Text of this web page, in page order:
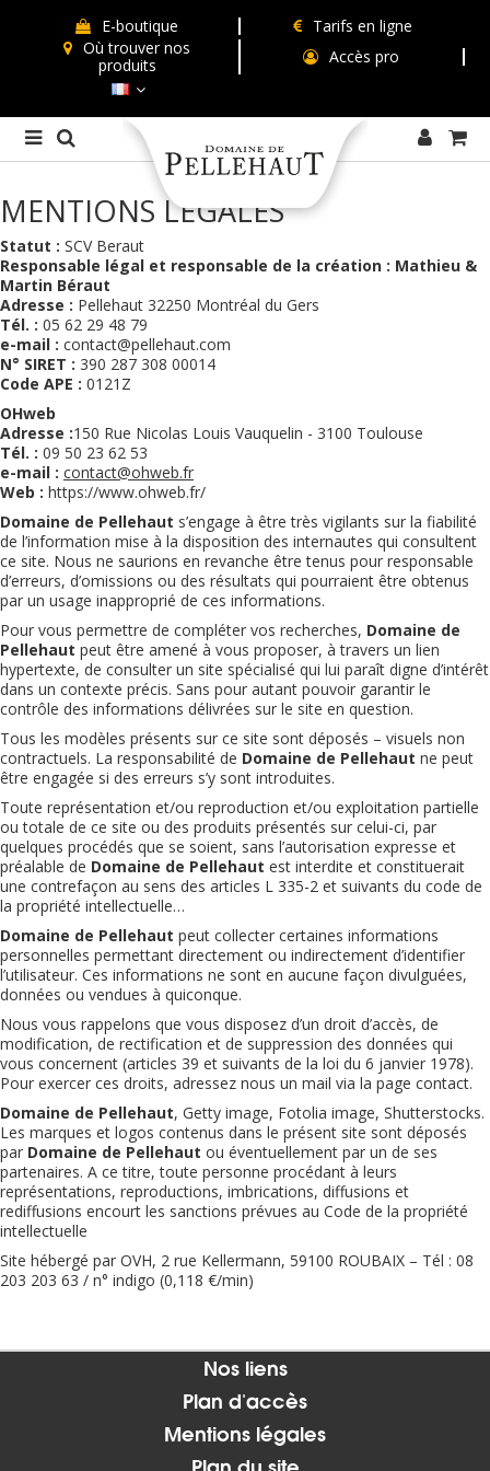
E-boutique
Tarifs en ligne
Où trouver nos
produits
Accès pro
MENTIONS LÉGALES
Statut : SCV Beraut
Responsable légal et responsable de la création : Mathieu &
Martin Béraut
Adresse : Pellehaut 32250 Montréal du Gers
Tél. : 05 62 29 48 79
e-mail : contact@pellehaut.com
N° SIRET : 390 287 308 00014
Code APE : 0121Z
OHweb
Adresse :150 Rue Nicolas Louis Vauquelin - 3100 Toulouse
Tél. : 09 50 23 62 53
e-mail : contact@ohweb.fr
Web : https://www.ohweb.fr/
Domaine de Pellehaut s’engage à être très vigilants sur la fiabilité
de l’information mise à la disposition des internautes qui consultent
ce site. Nous ne saurions en revanche être tenus pour responsable
d’erreurs, d’omissions ou des résultats qui pourraient être obtenus
par un usage inapproprié de ces informations.
Pour vous permettre de compléter vos recherches, Domaine de
Pellehaut peut être amené à vous proposer, à travers un lien
hypertexte, de consulter un site spécialisé qui lui paraît digne d’intérêt
dans un contexte précis. Sans pour autant pouvoir garantir le
contrôle des informations délivrées sur le site en question.
Tous les modèles présents sur ce site sont déposés – visuels non
contractuels. La responsabilité de Domaine de Pellehaut ne peut
être engagée si des erreurs s’y sont introduites.
Toute représentation et/ou reproduction et/ou exploitation partielle
ou totale de ce site ou des produits présentés sur celui-ci, par
quelques procédés que se soient, sans l’autorisation expresse et
préalable de Domaine de Pellehaut est interdite et constituerait
une contrefaçon au sens des articles L 335-2 et suivants du code de
la propriété intellectuelle…
Domaine de Pellehaut peut collecter certaines informations
personnelles permettant directement ou indirectement d’identifier
l’utilisateur. Ces informations ne sont en aucune façon divulguées,
données ou vendues à quiconque.
Nous vous rappelons que vous disposez d’un droit d’accès, de
modification, de rectification et de suppression des données qui
vous concernent (articles 39 et suivants de la loi du 6 janvier 1978).
Pour exercer ces droits, adressez nous un mail via la page contact.
Domaine de Pellehaut, Getty image, Fotolia image, Shutterstocks.
Les marques et logos contenus dans le présent site sont déposés
par Domaine de Pellehaut ou éventuellement par un de ses
partenaires. A ce titre, toute personne procédant à leurs
représentations, reproductions, imbrications, diffusions et
rediffusions encourt les sanctions prévues au Code de la propriété
intellectuelle
Site hébergé par OVH, 2 rue Kellermann, 59100 ROUBAIX – Tél : 08
203 203 63 / n° indigo (0,118 €/min)
Nos liens
Plan d'accès
Mentions légales